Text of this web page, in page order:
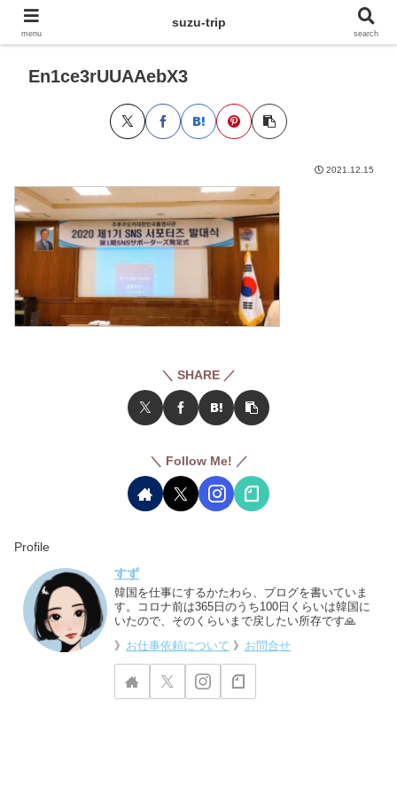
En1ce3rUUAAebX3
2021.12.15
＼ SHARE ／
＼ Follow Me! ／
Profile
すず
韓国を仕事にするかたわら、ブログを書いていま
す。コロナ前は365日のうち100日くらいは韓国に
いたので、そのくらいまで戻したい所存です🙏
》 お仕事依頼について 》 お問合せ
menu
suzu-trip
search